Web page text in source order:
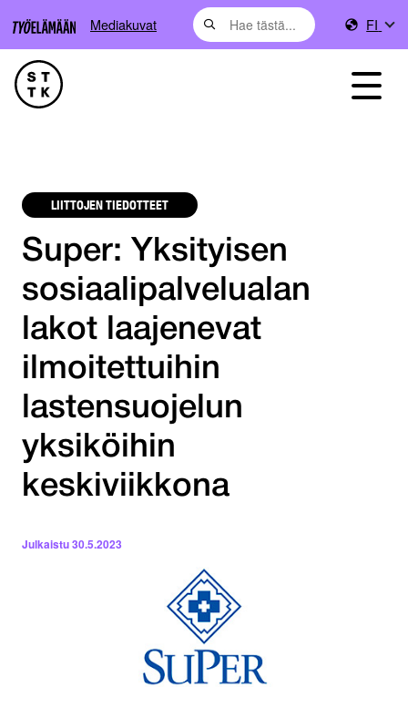
Mediakuvat FI
LIITTOJEN TIEDOTTEET
Super: Yksityisen
sosiaalipalvelualan
lakot laajenevat
ilmoitettuihin
lastensuojelun
yksiköihin
keskiviikkona
Julkaistu30.5.2023